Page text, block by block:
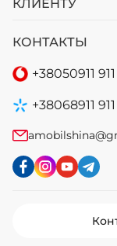
КЛИЕНТУ
КОНТАКТЫ
+38050911
+38068911